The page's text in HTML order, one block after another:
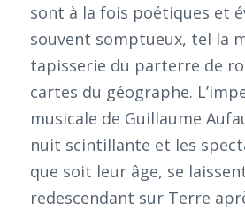
sont à la fois poétiques et
souvent somptueux, tel la
tapisserie du parterre de
cartes du géographe.
musicale de Guillaume
nuit scintillante et les
que soit leur âge, se
redescendant sur Terre